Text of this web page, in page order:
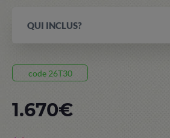
QUI INCLUS?
code 26T30
1.670€